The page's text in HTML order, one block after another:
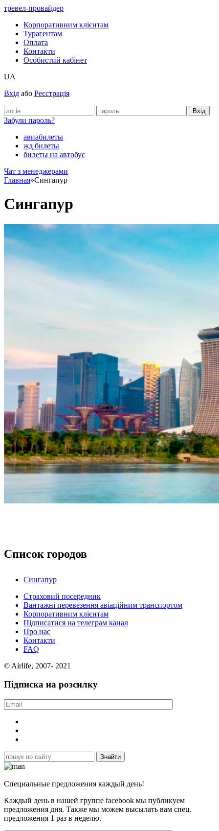
тревел-провайдер
Корпоративним клієнтам
Турагентам
Оплата
Контакти
Особистий кабінет
UA
Вхід або Реєстрація
Забули пароль?
авиабилеты
жд билеты
билеты на автобус
Чат з менеджерами
Главная»Сингапур
Сингапур
Список городов
Сингапур
Страховий посередник
Вантажні перевезення авіаційним транспортом
Корпоративним клієнтам
Підписатися на телеграм канал
Про нас
Контакти
FAQ
© Airlife, 2007- 2021
Підписка на розсилку
Специальные предложения каждый день!
Каждый день в нашей группе facebook мы публикуем
предложения дня. Также мы можем высылать вам спец.
предложения 1 раз в неделю.